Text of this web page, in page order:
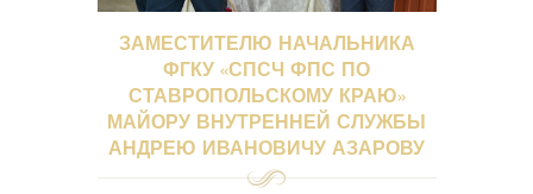
ЗАМЕСТИТЕЛЮ НАЧАЛЬНИКА
ФГКУ «СПСЧ ФПС ПО
СТАВРОПОЛЬСКОМУ КРАЮ»
МАЙОРУ ВНУТРЕННЕЙ СЛУЖБЫ
АНДРЕЮ ИВАНОВИЧУ АЗАРОВУ